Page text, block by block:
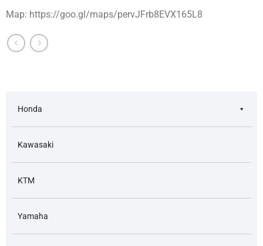
Map: https://goo.gl/maps/pervJFrb8EVX165L8
Honda
Kawasaki
KTM
Yamaha